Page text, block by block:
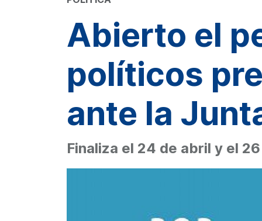
Abierto el
políticos
ante la
Finaliza el 24 de abril y el